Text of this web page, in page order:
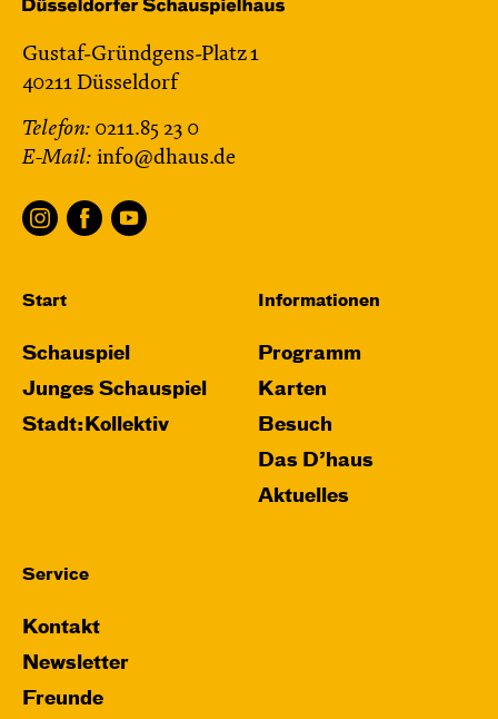
Gustaf-Gründgens-Platz 1
40211 Düsseldorf
Telefon: 0211.85 23 0
E-Mail: info@dhaus.de
Start
Schauspiel
Junges Schauspiel
Stadt:Kollektiv
Informationen
Programm
Karten
Besuch
Das D’haus
Aktuelles
Service
Kontakt
Newsletter
Freunde